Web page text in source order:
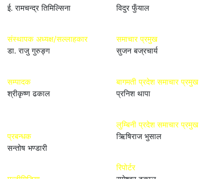
ई. रामचन्द्र तिमिल्सिना
संस्थापक अध्यक्ष/सल्लाहकार
डा. राजु गुरुङ्ग
सम्पादक
श्रीकृष्ण ढकाल
प्रबन्धक
सन्तोष भण्डारी
विदुर फुँयाल
समाचार प्रमुख
सुजन बज्रचार्य
बागमती प्रदेश समाचार प्रमुख
प्रनिश थापा
लुम्बिनी प्रदेश समाचार प्रमुख
ऋिषिराज भुसाल
रिपोर्टर